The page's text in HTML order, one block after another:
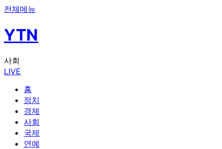
전체메뉴
YTN
사회
LIVE
홈
정치
경제
사회
국제
연예